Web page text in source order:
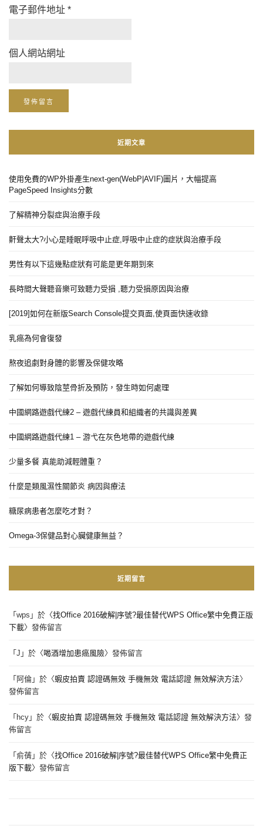
電子郵件地址 *
個人網站網址
近期文章
使用免費的WP外掛產生next-gen(WebP|AVIF)圖片，大幅提高
PageSpeed Insights分數
了解精神分裂症與治療手段
鼾聲太大?小心是睡眠呼吸中止症,呼吸中止症的症狀與治療手段
男性有以下這幾點症狀有可能是更年期到來
長時間大聲聽音樂可致聽力受損 ,聽力受損原因與治療
[2019]如何在新版Search Console提交頁面,使頁面快速收錄
乳癌為何會復發
熬夜追劇對身體的影響及保健攻略
了解如何導致陰莖骨折及預防，發生時如何處理
中國網路遊戲代練2 – 遊戲代練員和組織者的共識與差異
中國網路遊戲代練1 – 游弋在灰色地帶的遊戲代練
少量多餐 真能助減輕體重？
什麼是類風濕性關節炎 病因與療法
糖尿病患者怎麼吃才對？
Omega-3保健品對心臟健康無益？
近期留言
「 wps 」於〈找Office 2016破解|序號?最佳替代WPS Office繁中免費正版
下載〉發佈留言
「 J 」於〈喝酒增加患癌風險〉發佈留言
「 阿倫 」於〈蝦皮拍賣 認證碼無效 手機無效 電話認證 無效解決方法〉
發佈留言
「 hcy 」於〈蝦皮拍賣 認證碼無效 手機無效 電話認證 無效解決方法〉發
佈留言
「 俞蒨 」於〈找Office 2016破解|序號?最佳替代WPS Office繁中免費正
版下載〉發佈留言